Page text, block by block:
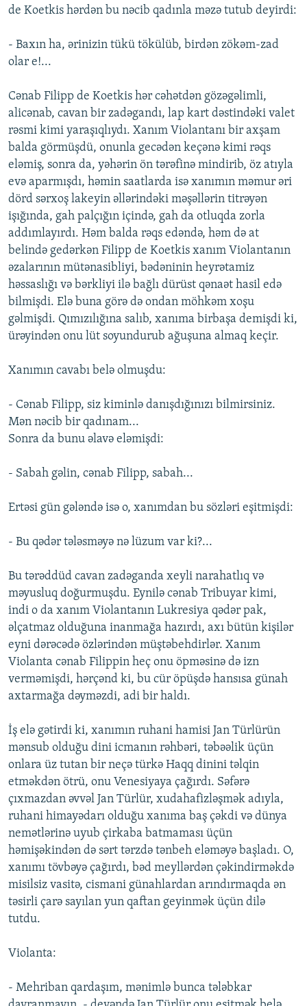
de Koetkis hərdən bu nəcib qadınla məzə tutub deyirdi:
- Baxın ha, ərinizin tükü tökülüb, birdən zökəm-zad
olar e!...
Cənab Filipp de Koetkis hər cəhətdən gözəgəlimli,
alicənab, cavan bir zadəgandı, lap kart dəstindəki valet
rəsmi kimi yaraşıqlıydı. Xanım Violantanı bir axşam
balda görmüşdü, onunla gecədən keçənə kimi rəqs
eləmiş, sonra da, yəhərin ön tərəfinə mindirib, öz atıyla
evə aparmışdı, həmin saatlarda isə xanımın məmur əri
dörd sərxoş lakeyin əllərindəki məşəllərin titrəyən
işığında, gah palçığın içində, gah da otluqda zorla
addımlayırdı. Həm balda rəqs edəndə, həm də at
belində gedərkən Filipp de Koetkis xanım Violantanın
əzalarının mütənasibliyi, bədəninin heyrətamiz
həssaslığı və bərkliyi ilə bağlı dürüst qənaət hasil edə
bilmişdi. Elə buna görə də ondan möhkəm xoşu
gəlmişdi. Qımızılığına salıb, xanıma birbaşa demişdi ki,
ürəyindən onu lüt soyundurub ağuşuna almaq keçir.
Xanımın cavabı belə olmuşdu:
- Cənab Filipp, siz kiminlə danışdığınızı bilmirsiniz.
Mən nəcib bir qadınam...
Sonra da bunu əlavə eləmişdi:
- Sabah gəlin, cənab Filipp, sabah...
Ertəsi gün gələndə isə o, xanımdan bu sözləri eşitmişdi:
- Bu qədər tələsməyə nə lüzum var ki?...
Bu tərəddüd cavan zadəganda xeyli narahatlıq və
məyusluq doğurmuşdu. Eynilə cənab Tribuyar kimi,
indi o da xanım Violantanın Lukresiya qədər pak,
əlçatmaz olduğuna inanmağa hazırdı, axı bütün kişilər
eyni dərəcədə özlərindən müştəbehdirlər. Xanım
Violanta cənab Filippin heç onu öpməsinə də izn
verməmişdi, hərçənd ki, bu cür öpüşdə hansısa günah
axtarmağa dəyməzdi, adi bir haldı.
İş elə gətirdi ki, xanımın ruhani hamisi Jan Türlürün
mənsub olduğu dini icmanın rəhbəri, təbəəlik üçün
onlara üz tutan bir neçə türkə Haqq dinini təlqin
etməkdən ötrü, onu Venesiyaya çağırdı. Səfərə
çıxmazdan əvvəl Jan Türlür, xudahafizləşmək adıyla,
ruhani himayədarı olduğu xanıma baş çəkdi və dünya
nemətlərinə uyub çirkaba batmaması üçün
həmişəkindən də sərt tərzdə tənbeh eləməyə başladı. O,
xanımı tövbəyə çağırdı, bəd meyllərdən çəkindirməkdə
misilsiz vasitə, cismani günahlardan arındırmaqda ən
təsirli çarə sayılan yun qaftan geyinmək üçün dilə
tutdu.
Violanta:
- Mehriban qardaşım, mənimlə bunca tələbkar